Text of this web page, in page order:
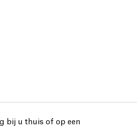
bij u thuis of op een